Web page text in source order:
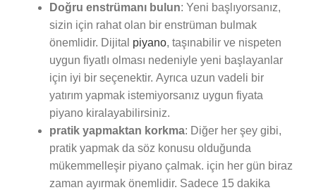
Doğru enstrümanı bulun: Yeni başlıyorsanız,
sizin için rahat olan bir enstrüman bulmak
önemlidir. Dijital piyano, taşınabilir ve nispeten
uygun fiyatlı olması nedeniyle yeni başlayanlar
için iyi bir seçenektir. Ayrıca uzun vadeli bir
yatırım yapmak istemiyorsanız uygun fiyata
piyano kiralayabilirsiniz.
pratik yapmaktan korkma: Diğer her şey gibi,
pratik yapmak da söz konusu olduğunda
mükemmelleşir piyano çalmak. için her gün biraz
zaman ayırmak önemlidir. Sadece 15 dakika